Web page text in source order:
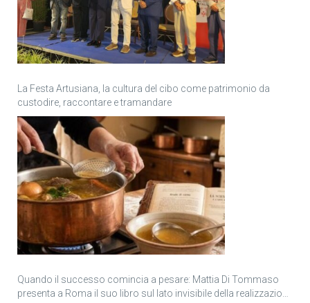
La Festa Artusiana, la cultura del cibo come patrimonio da
custodire, raccontare e tramandare
Quando il successo comincia a pesare: Mattia Di Tommaso
presenta a Roma il suo libro sul lato invisibile della realizzazione